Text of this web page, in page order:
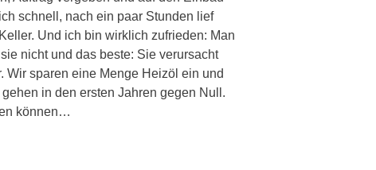
schnell, nach ein paar Stunden lief
Und ich bin wirklich zufrieden: Man
nicht und das beste: Sie verursacht
Wir sparen eine Menge Heizöl ein und
in den ersten Jahren gegen Null.
können…